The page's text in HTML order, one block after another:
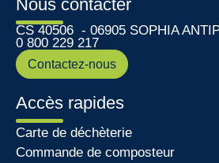
Nous contacter
CS 40506 - 06905 SOPHIA
0 800 229 217
Contactez-nous
Accès rapides
Carte de déchèterie
Commande de composteur